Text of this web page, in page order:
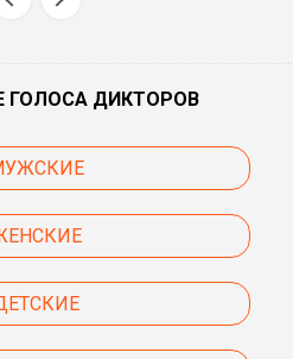
ГОЛОСА ДИКТОРОВ